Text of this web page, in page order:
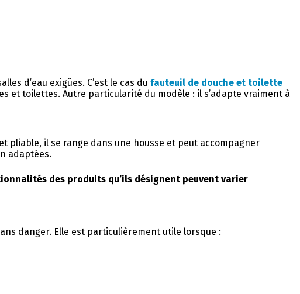
d’eau exigües. C’est le cas du fauteuil de douche et toilette
et toilettes. Autre particularité du modèle : il s’adapte vraiment à
il se range dans une housse et peut accompagner
adaptées.
des produits qu’ils désignent peuvent varier
danger. Elle est particulièrement utile lorsque :